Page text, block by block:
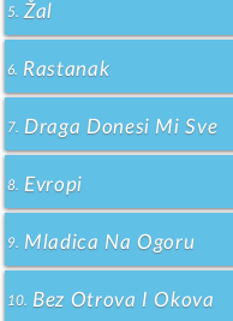
5. Žal
6. Rastanak
7. Draga Donesi Mi Sve
8. Evropi
9. Mladica Na Ogoru
10. Bez Otrova I Okova